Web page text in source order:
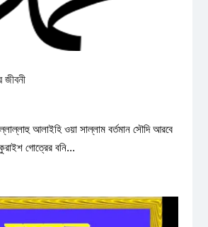
জীবনী
আলাইহি ওয়া সাল্লাম বর্তমান সৌদি আরবে
গোত্রের বনি...